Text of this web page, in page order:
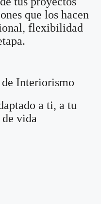
que los hacen
flexibilidad
Interiorismo
a ti, a tu
vida